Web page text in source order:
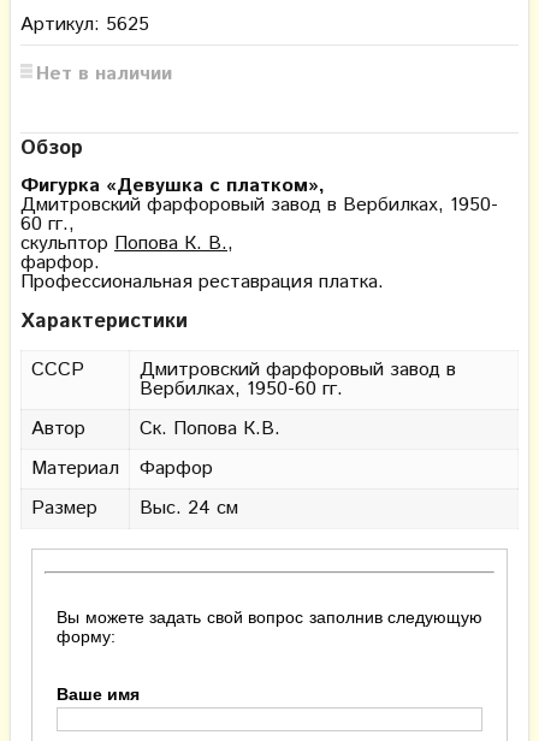
Артикул: 5625
Нет в наличии
Обзор
Фигурка «Девушка с платком»,
Дмитровский фарфоровый завод в Вербилках, 1950-
60 гг.,
скульптор Попова К. В.,
фарфор.
Профессиональная реставрация платка.
Характеристики
СССР Дмитровский фарфоровый завод в
Вербилках, 1950-60 гг.
Автор
Ск. Попова К.В.
Материал
Фарфор
Размер
Выс. 24 см
Вы можете задать свой вопрос заполнив следующую
форму:
Ваше имя